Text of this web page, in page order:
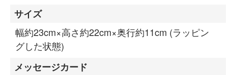
サイズ
幅約23cm×高さ約22cm×奥行約11cm (ラッピン
グした状態)
メッセージカード